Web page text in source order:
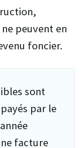
peuvent en
foncier.
sont
par le
facture